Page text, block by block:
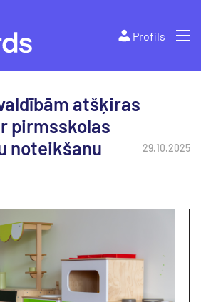
Profils
atšķiras
pirmsskolas
noteikšanu
29.10.2025